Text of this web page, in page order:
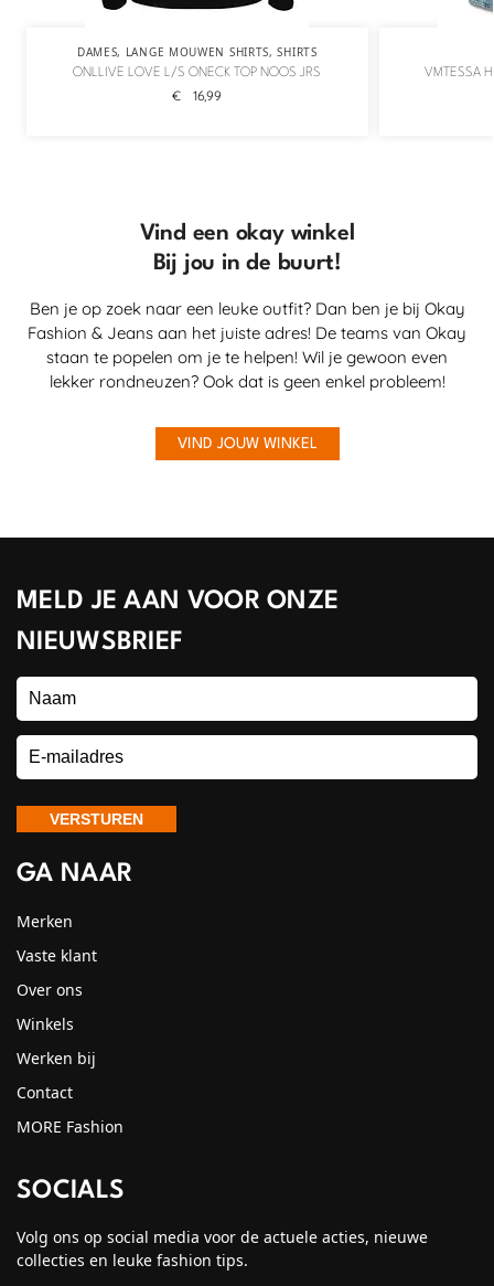
DAMES, LANGE MOUWEN SHIRTS,SHIRTS
ONLLIVE LOVE L/S ONECK TOP NOOS JRS
€ 16,99
VMTESSA
Vind een okay winkel
Bij jou in de buurt!
Ben je op zoek naar een leuke outfit? Dan ben je bij Okay
Fashion & Jeans aan het juiste adres! De teams van Okay
staan te popelen om je te helpen! Wil je gewoon even
lekker rondneuzen? Ook dat is geen enkel probleem!
VIND JOUW WINKEL
MELD JE AAN VOOR ONZE
NIEUWSBRIEF
GA NAAR
Merken
Vaste klant
Over ons
Winkels
Werken bij
Contact
MORE Fashion
SOCIALS
Volg ons op social media voor de actuele acties, nieuwe
collecties en leuke fashion tips.